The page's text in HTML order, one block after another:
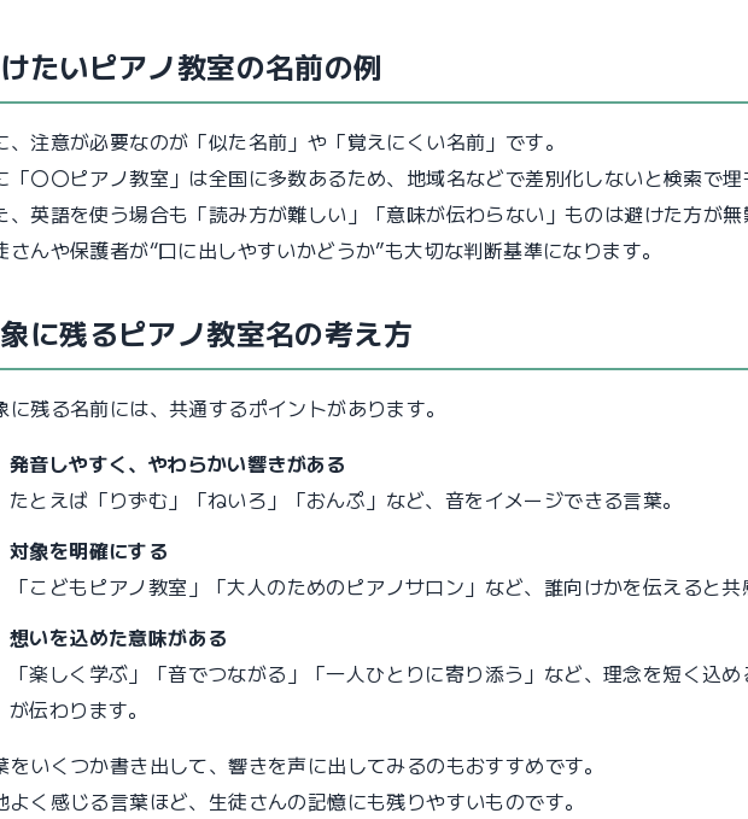
たいピアノ教室の名前の例
、注意が必要なのが「似た名前」や「覚えにくい名前」です。
「〇〇ピアノ教室」は全国に多数あるため、地域名などで差別化しないと検索で埋
、英語を使う場合も「読み方が難しい」「意味が伝わらない」ものは避けた方が無
さんや保護者が“口に出しやすいかどうか”も大切な判断基準になります。
に残るピアノ教室名の考え方
に残る名前には、共通するポイントがあります。
発音しやすく、やわらかい響きがある
たとえば「りずむ」「ねいろ」「おんぷ」など、音をイメージできる言葉。
対象を明確にする
「こどもピアノ教室」「大人のためのピアノサロン」など、誰向けかを伝えると共
想いを込めた意味がある
「楽しく学ぶ」「音でつながる」「一人ひとりに寄り添う」など、理念を短く込
が伝わります。
をいくつか書き出して、響きを声に出してみるのもおすすめです。
よく感じる言葉ほど、生徒さんの記憶にも残りやすいものです。